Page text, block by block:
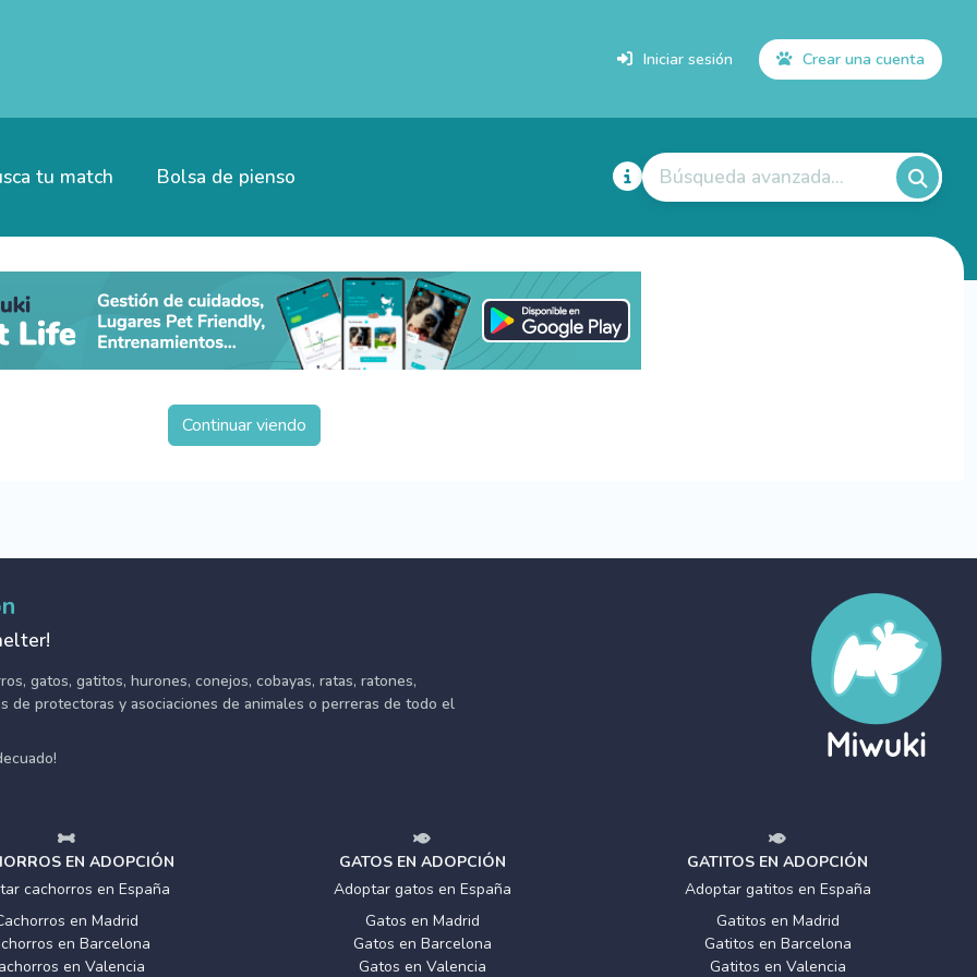
Iniciar sesión Crear una cuenta
tu match Bolsa de pienso Búsqueda avanzada...
Continuar viendo
gatos, gatitos, hurones, conejos, cobayas, ratas, ratones,
de protectoras y asociaciones de animales o perreras de todo el
EN ADOPCIÓN
cachorros en España
en Madrid
en Barcelona
en Valencia
GATOS EN ADOPCIÓN
Adoptar gatos en España
Gatos en Madrid
Gatos en Barcelona
Gatos en Valencia
GATITOS EN ADOPCIÓN
Adoptar gatitos en España
Gatitos en Madrid
Gatitos en Barcelona
Gatitos en Valencia